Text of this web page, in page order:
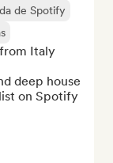
de Spotify
Italy
deep house
on Spotify